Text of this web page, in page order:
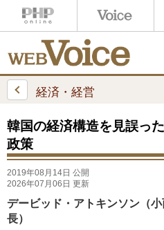
経済・経営
韓国の経済構造を見誤っ
政策
2019年08月14日 公開
2026年07月06日 更新
デービッド・アトキンソン（
長）